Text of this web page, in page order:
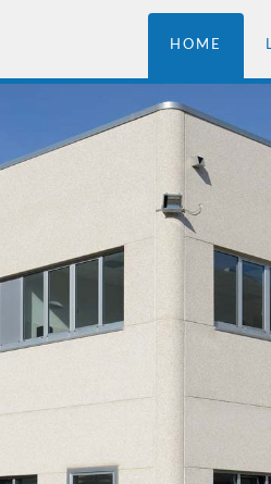
HOME